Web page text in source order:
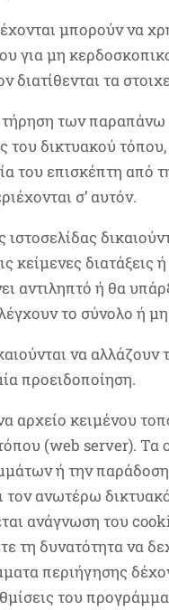
μπορούν να
για μη
διατίθενται τα
των παραπάνω
του δικτυακού
του επισκέπτη από
σ’ αυτόν.
ιστοσελίδας
κείμενες διατάξεις
αντιληπτό ή θα
το σύνολο ή
να
προειδοποίηση.
αρχείο κειμένου
(web server).
ή την
τον ανωτέρω
ανάγνωση του
τη δυνατότητα να
περιήγησης
του